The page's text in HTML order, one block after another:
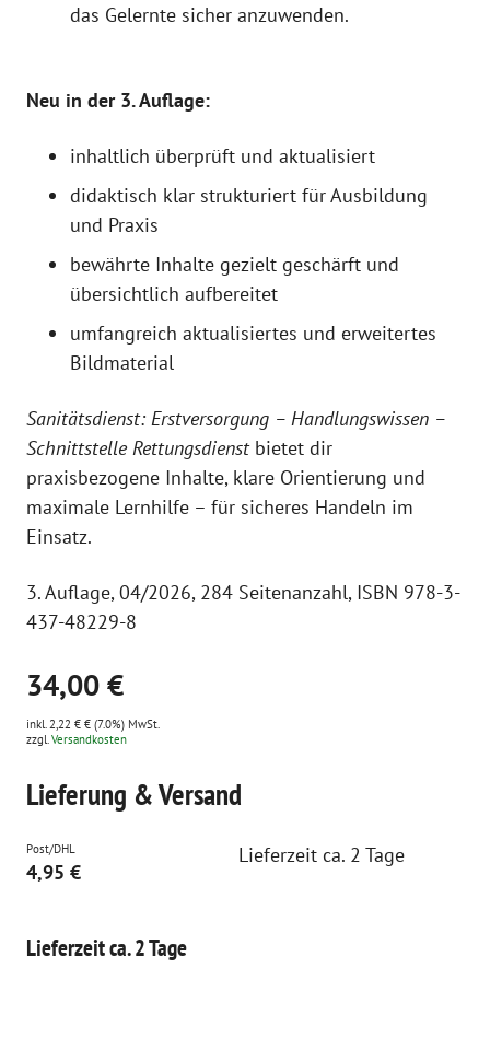
das Gelernte sicher anzuwenden.
Neu in der 3. Auflage:
inhaltlich überprüft und aktualisiert
didaktisch klar strukturiert für Ausbildung
und Praxis
bewährte Inhalte gezielt geschärft und
übersichtlich aufbereitet
umfangreich aktualisiertes und erweitertes
Bildmaterial
Sanitätsdienst: Erstversorgung – Handlungswissen –
Schnittstelle Rettungsdienstbietet dir
praxisbezogene Inhalte, klare Orientierung und
maximale Lernhilfe – für sicheres Handeln im
Einsatz.
3. Auflage, 04/2026, 284 Seitenanzahl, ISBN 978-3-
437-48229-8
34,00 €
inkl. 2,22 € € (7.0%) MwSt.
zzgl.Versandkosten
Lieferung & Versand
Post/DHL
4,95 €
Lieferzeit ca. 2 Tage
Lieferzeit ca. 2 Tage